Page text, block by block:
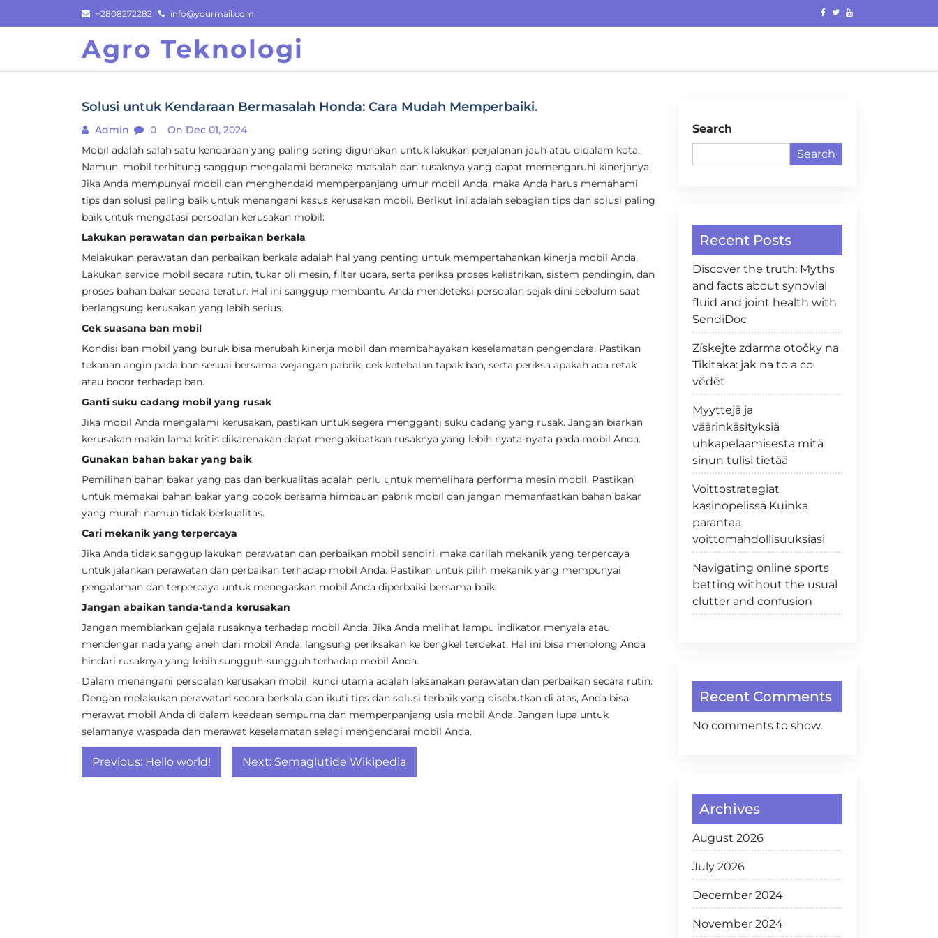
to
+2808272282 info@yourmail.com
Agro Teknologi
Solusi untuk Kendaraan Bermasalah Honda: Cara Mudah Memperbaiki.
Admin 0
On Dec 01, 2024
Mobil adalah salah satu kendaraan yang paling sering digunakan untuk lakukan perjalanan jauh atau didalam kota.
Namun, mobil terhitung sanggup mengalami beraneka masalah dan rusaknya yang dapat memengaruhi kinerjanya.
Jika Anda mempunyai mobil dan menghendaki memperpanjang umur mobil Anda, maka Anda harus memahami
tips dan solusi paling baik untuk menangani kasus kerusakan mobil. Berikut ini adalah sebagian tips dan solusi paling
baik untuk mengatasi persoalan kerusakan mobil:
Lakukan perawatan dan perbaikan berkala
Melakukan perawatan dan perbaikan berkala adalah hal yang penting untuk mempertahankan kinerja mobil Anda.
Lakukan service mobil secara rutin, tukar oli mesin, filter udara, serta periksa proses kelistrikan, sistem pendingin, dan
proses bahan bakar secara teratur. Hal ini sanggup membantu Anda mendeteksi persoalan sejak dini sebelum saat
berlangsung kerusakan yang lebih serius.
Cek suasana ban mobil
Kondisi ban mobil yang buruk bisa merubah kinerja mobil dan membahayakan keselamatan pengendara. Pastikan
tekanan angin pada ban sesuai bersama wejangan pabrik, cek ketebalan tapak ban, serta periksa apakah ada retak
atau bocor terhadap ban.
Ganti suku cadang mobil yang rusak
Jika mobil Anda mengalami kerusakan, pastikan untuk segera mengganti suku cadang yang rusak. Jangan biarkan
kerusakan makin lama kritis dikarenakan dapat mengakibatkan rusaknya yang lebih nyata-nyata pada mobil Anda.
Gunakan bahan bakar yang baik
Pemilihan bahan bakar yang pas dan berkualitas adalah perlu untuk memelihara performa mesin mobil. Pastikan
untuk memakai bahan bakar yang cocok bersama himbauan pabrik mobil dan jangan memanfaatkan bahan bakar
yang murah namun tidak berkualitas.
Cari mekanik yang terpercaya
Jika Anda tidak sanggup lakukan perawatan dan perbaikan mobil sendiri, maka carilah mekanik yang terpercaya
untuk jalankan perawatan dan perbaikan terhadap mobil Anda. Pastikan untuk pilih mekanik yang mempunyai
pengalaman dan terpercaya untuk menegaskan mobil Anda diperbaiki bersama baik.
Jangan abaikan tanda-tanda kerusakan
Jangan membiarkan gejala rusaknya terhadap mobil Anda. Jika Anda melihat lampu indikator menyala atau
mendengar nada yang aneh dari mobil Anda, langsung periksakan ke bengkel terdekat. Hal ini bisa menolong Anda
hindari rusaknya yang lebih sungguh-sungguh terhadap mobil Anda.
Dalam menangani persoalan kerusakan mobil, kunci utama adalah laksanakan perawatan dan perbaikan secara rutin.
Dengan melakukan perawatan secara berkala dan ikuti tips dan solusi terbaik yang disebutkan di atas, Anda bisa
merawat mobil Anda di dalam keadaan sempurna dan memperpanjang usia mobil Anda. Jangan lupa untuk
selamanya waspada dan merawat keselamatan selagi mengendarai mobil Anda.
Post
navigation
Previous: Hello world! Next: Semaglutide Wikipedia
Search
Search
Recent Posts
Discover the truth: Myths
and facts about synovial
fluid and joint health with
SendiDoc
Získejte zdarma otočky na
Tikitaka: jak na to a co
vědět
Myyttejä ja
väärinkäsityksiä
uhkapelaamisesta mitä
sinun tulisi tietää
Voittostrategiat
kasinopelissä Kuinka
parantaa
voittomahdollisuuksiasi
Navigating online sports
betting without the usual
clutter and confusion
Recent Comments
No comments to show.
Archives
August 2026
July 2026
December 2024
November 2024